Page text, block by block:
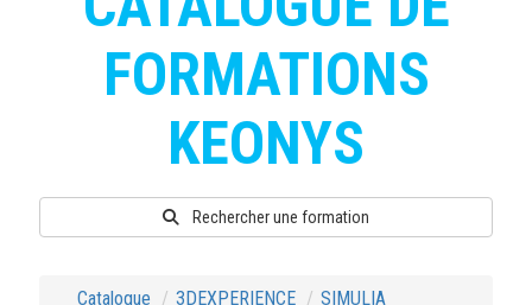
FORMATIONS
KEONYS
Rechercher une formation
Catalogue 3DEXPERIENCE
SIMULIA